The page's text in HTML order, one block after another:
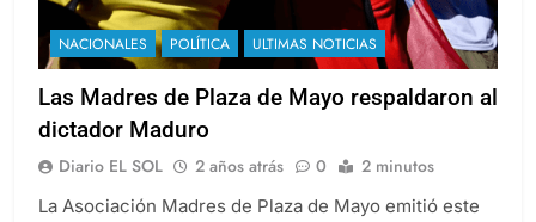
NACIONALES POLÍTICA ULTIMAS NOTICIAS
Las Madres de Plaza de Mayo respaldaron al
dictador Maduro
Diario EL SOL 2 años atrás 0 2 minutos
La Asociación Madres de Plaza de Mayo emitió este